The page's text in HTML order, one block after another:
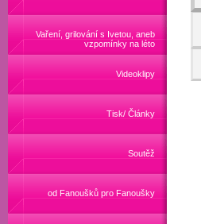
Vaření, grilování s Ivetou, aneb
vzpomínky na léto
Videoklipy
Tisk/ Články
Soutěž
od Fanoušků pro Fanoušky